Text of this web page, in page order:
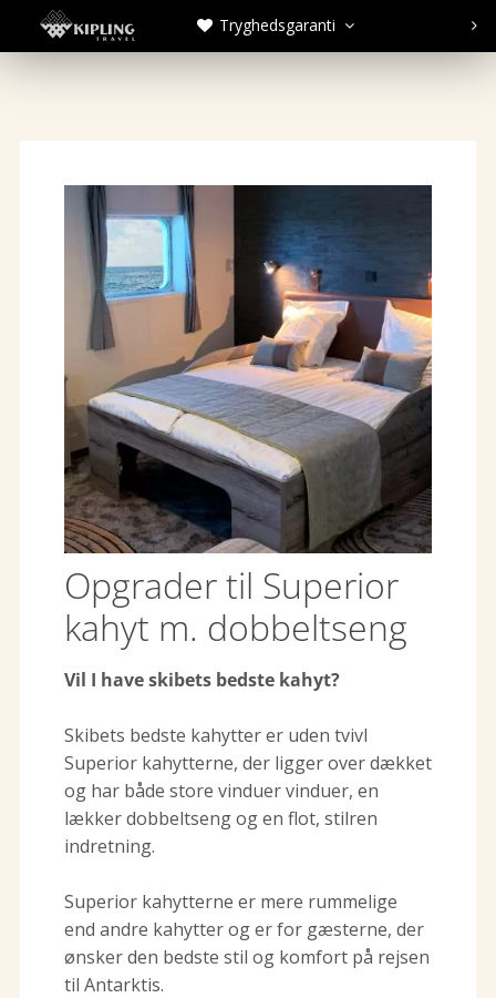
 Tryghedsgaranti  
Opgrader til Superior
kahyt m. dobbeltseng
Vil I have skibets bedste kahyt?
Skibets bedste kahytter er uden tvivl
Superior kahytterne, der ligger over dækket
og har både store vinduer vinduer, en
lækker dobbeltseng og en flot, stilren
indretning.
Superior kahytterne er mere rummelige
end andre kahytter og er for gæsterne, der
ønsker den bedste stil og komfort på rejsen
til Antarktis.